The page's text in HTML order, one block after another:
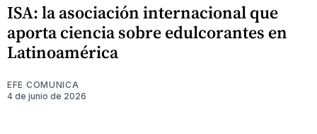
ISA: la asociación internacional que
aporta ciencia sobre edulcorantes en
Latinoamérica
EFE COMUNICA
4 de junio de 2026